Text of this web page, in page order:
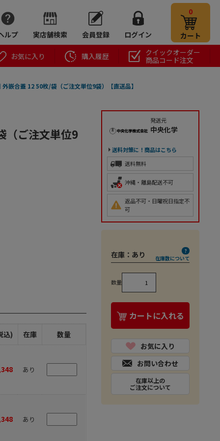
ルプ 実店舗検索 会員登録 ログイン
0
カート
お気に入り 購入履歴
クイックオーダー
商品コード注文
嵌合蓋 12 50枚/袋（ご注文単位9袋）【直送品】
（ご注文単位9
込) 在庫 数量
あり
あり
発送元
中央化学
送料対策に！商品はこちら
送料無料
沖縄・離島配送不可
返品不可・日曜祝日指定不
可
在庫： あり 在庫数について
数量
カートに入れる
お気に入り
お問い合わせ
在庫以上の
ご注文について